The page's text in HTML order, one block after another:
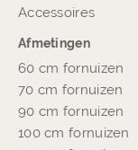
Accessoires
Afmetingen
60 cm fornuizen
70 cm fornuizen
90 cm fornuizen
100 cm fornuizen